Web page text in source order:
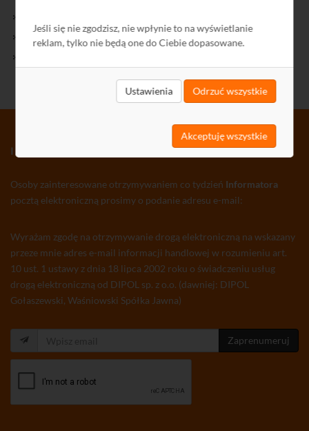
Jeśli się nie zgodzisz, nie wpłynie to na wyświetlanie
reklam, tylko nie będą one do Ciebie dopasowane.
Ustawienia Odrzuć wszystkie
Akceptuję wszystkie
Polityka Prywatności
INFORMATOR TV-SAT CCTV WLAN
Osoby zainteresowane otrzymywaniem co tydzień Informatora
pocztą elektroniczną prosimy o podanie adresu e-mail:
Wyrażam zgodę na otrzymywanie drogą elektroniczną na wskazany
przeze mnie adres e-mail informacji handlowej w rozumieniu art.
10 ust. 1 ustawy z dnia 18 lipca 2002 roku o świadczeniu usług
drogą elektroniczną od DIPOL sp. z o.o. (dawniej: DIPOL
Gołaszewski, Waśniowski Spółka Jawna)
Zaprenumeruj